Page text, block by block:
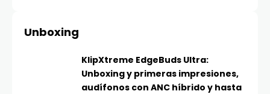
Unboxing
KlipXtreme EdgeBuds Ultra:
Unboxing y primeras impresiones,
audífonos con ANC híbrido y hasta